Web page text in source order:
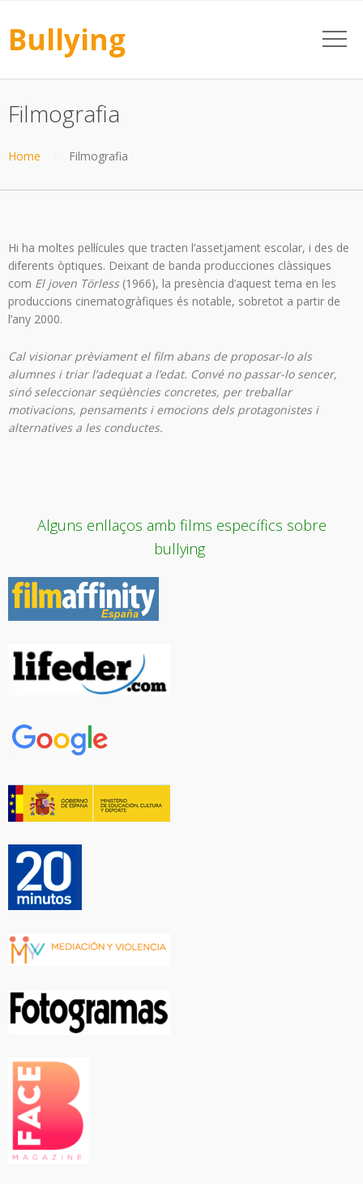
Bullying
Filmografia
Home Filmografia
Hi ha moltes pel·lícules que tracten l’assetjament escolar, i des de
diferents òptiques. Deixant de banda producciones clàssiques
com El joven Törless (1966), la presència d’aquest tema en les
produccions cinematogràfiques és notable, sobretot a partir de
l’any 2000.
Cal visionar prèviament el film abans de proposar-lo als
alumnes i triar l’adequat a l’edat. Convé no passar-lo sencer,
sinó seleccionar seqüències concretes, per treballar
motivacions, pensaments i emocions dels protagonistes i
alternatives a les conductes.
Alguns enllaços amb films específics sobre
bullying